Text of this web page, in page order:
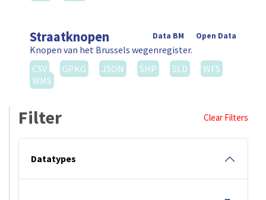
Straatknopen Open Data
Data BM
Knopen van het Brussels wegenregister.
CSV
GPKG JSON SHP SLD
WFS
WMS
Filter Clear Filters
Datatypes